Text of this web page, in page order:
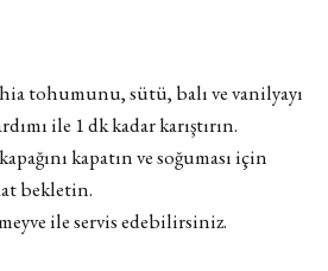
tohumunu, sütü, balı ve vanilyayı
ile 1 dk kadar karıştırın.
kapatın ve soğuması için
bekletin.
ile servis edebilirsiniz.